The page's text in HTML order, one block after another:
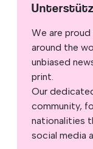
We are
around the
unbiased
print.
Our
community,
nationalities
social media